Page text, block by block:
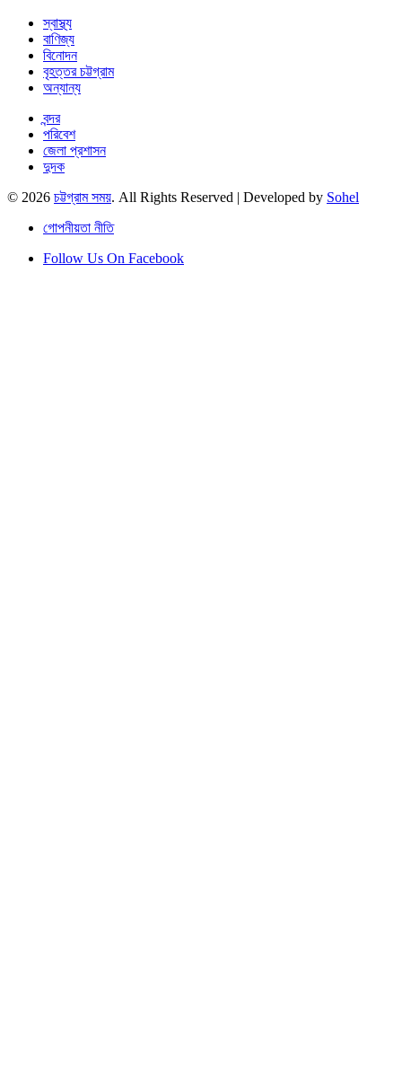
স্বাস্থ্য
বাণিজ্য
বিনোদন
বৃহত্তর চট্টগ্রাম
অন্যান্য
বন্দর
পরিবেশ
জেলা প্রশাসন
দুদক
© 2026 চট্টগ্রাম সময়. All Rights Reserved | Developed by Sohel
গোপনীয়তা নীতি
Follow Us On Facebook